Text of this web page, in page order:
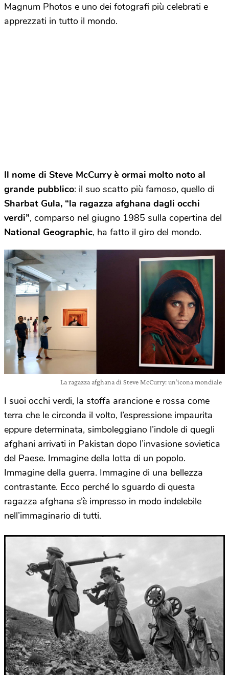
Magnum Photos e uno dei fotografi più celebrati e
apprezzati in tutto il mondo.
Il nome di Steve McCurry è ormai molto noto al
grande pubblico: il suo scatto più famoso, quello di
Sharbat Gula, “la ragazza afghana dagli occhi
verdi”, comparso nel giugno 1985 sulla copertina del
National Geographic, ha fatto il giro del mondo.
La ragazza afghana di Steve McCurry: un’icona mondiale
I suoi occhi verdi, la stoffa arancione e rossa come
terra che le circonda il volto, l’espressione impaurita
eppure determinata, simboleggiano l’indole di quegli
afghani arrivati in Pakistan dopo l’invasione sovietica
del Paese. Immagine della lotta di un popolo.
Immagine della guerra. Immagine di una bellezza
contrastante. Ecco perché lo sguardo di questa
ragazza afghana s’è impresso in modo indelebile
nell’immaginario di tutti.